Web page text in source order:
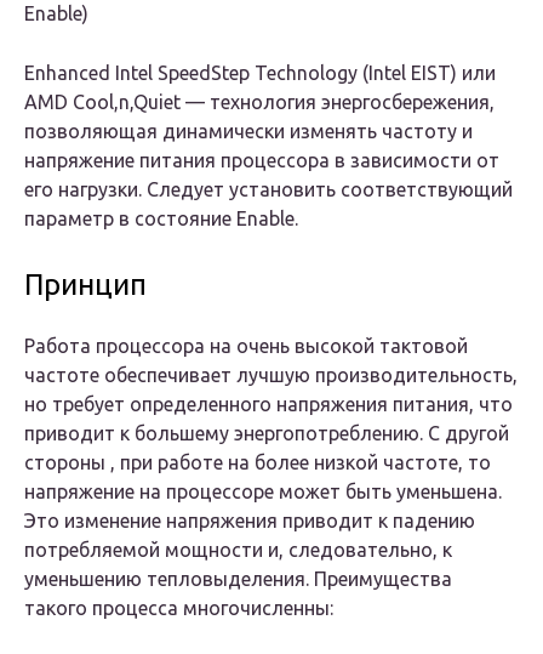
Enable)
Enhanced Intel SpeedStep Technology (Intel EIST) или
AMD Cool,n,Quiet — технология энергосбережения,
позволяющая динамически изменять частоту и
напряжение питания процессора в зависимости от
его нагрузки. Следует установить соответствующий
параметр в состояние Enable
Принцип
Работа процессора на очень высокой тактовой
частоте обеспечивает лучшую производительность,
но требует определенного напряжения питания, что
приводит к большему энергопотреблению. С другой
стороны , при работе на более низкой частоте, то
напряжение на процессоре может быть уменьшена.
Это изменение напряжения приводит к падению
потребляемой мощности и, следовательно, к
уменьшению тепловыделения. Преимущества
такого процесса многочисленны: